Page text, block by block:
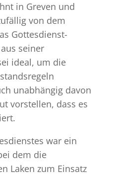
in Greven und
von dem
Gottesdienst-
seiner
ideal, um die
unabhängig davon
vorstellen, dass es
war ein
dem die
Laken zum Einsatz